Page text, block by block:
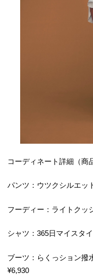
コーディネート詳細（商
パンツ：ウツクシルエ
フーディー：ライトク
シャツ：365日マイスタ
ブーツ：らくっション
¥6,930